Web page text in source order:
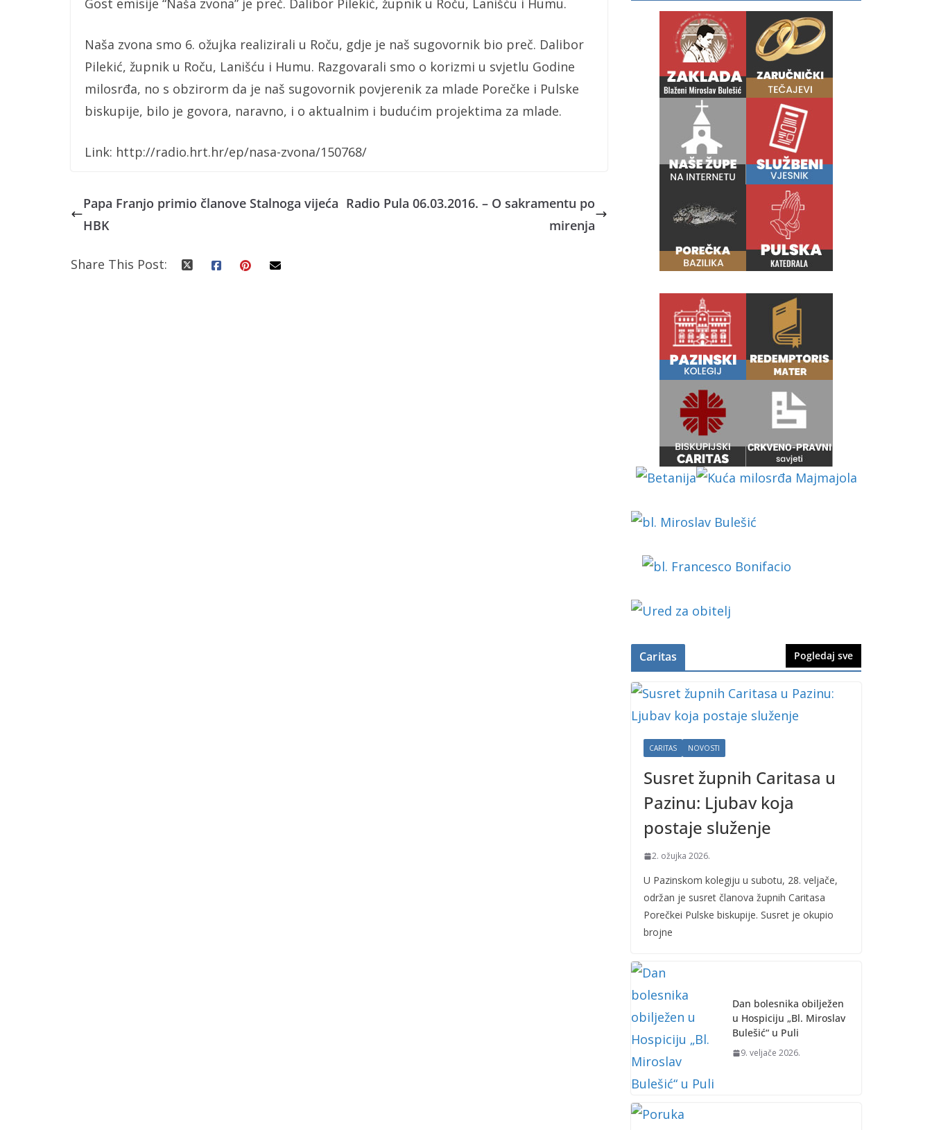
Gost emisije “Naša zvona” je preč. Dalibor Pilekić, župnik u Roču, Lanišću i Humu.
Naša zvona smo 6. ožujka realizirali u Roču, gdje je naš sugovornik bio preč. Dalibor
Pilekić, župnik u Roču, Lanišću i Humu. Razgovarali smo o korizmi u svjetlu Godine
milosrđa, no s obzirorm da je naš sugovornik povjerenik za mlade Porečke i Pulske
biskupije, bilo je govora, naravno, i o aktualnim i budućim projektima za mlade.
Link: http://radio.hrt.hr/ep/nasa-zvona/150768/
Papa Franjo primio članove Stalnoga vijeća
HBK
Radio Pula 06.03.2016. – O sakramentu po
mirenja
Share This Post:
Caritas Pogledaj sve
CARITAS NOVOSTI
Susret župnih Caritasa u
Pazinu: Ljubav koja
postaje služenje
2. ožujka 2026.
U Pazinskom kolegiju u subotu, 28. veljače,
održan je susret članova župnih Caritasa
Porečkei Pulske biskupije. Susret je okupio
brojne
Dan bolesnika obilježen
u Hospiciju „Bl. Miroslav
Bulešić“ u Puli
9. veljače 2026.